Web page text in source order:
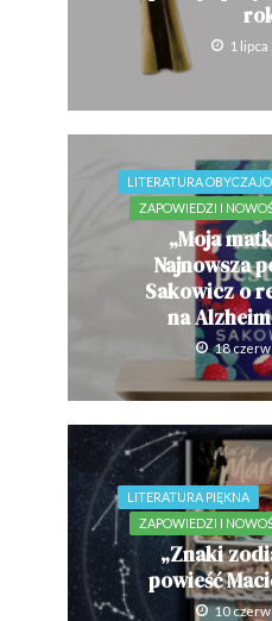
1
LITERATURA
ZAPOWIEDZI I
„Moja
Najnowsza
Sakowicz o
na
18
LITERATURA PIĘKNA
ZAPOWIEDZI I
„Znaki
powieść
10